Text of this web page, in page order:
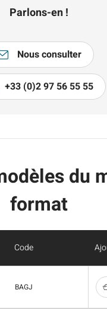
Parlons-en !
Nous consulter
+33 (0)2 97 56 55 55
du
format
Code
BAGJ